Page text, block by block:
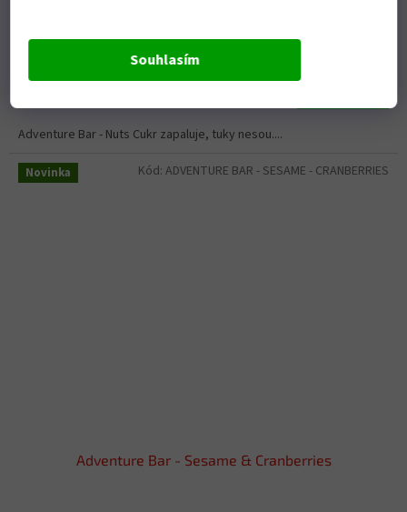
Souhlasím
Objednáme pro vás
57 Kč bez DPH
Adventure Bar - Nuts Cukr zapaluje, tuky nesou....
Novinka
Adventure Bar - Sesame & Cranberries
Kód: ADVENTURE BAR - SESAME - CRANBERRIES